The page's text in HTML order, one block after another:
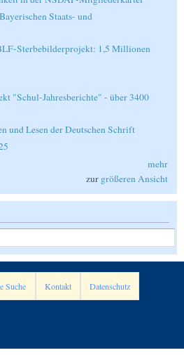
Staats- und
Sterbebilderprojekt: 1,5 Millionen
"Schul-Jahresberichte" - über 3400
und Lesen der Deutschen Schrift
mehr
zur größeren Ansicht
Suche Kontakt Datenschutz